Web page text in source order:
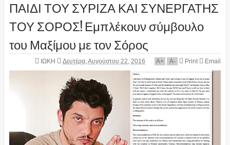
ΠΑΙΔΙ ΤΟΥ ΣΥΡΙΖΑ ΚΑΙ ΣΥΝΕΡΓΑΤΗΣ
ΤΟΥ ΣΟΡΟΣ! Εμπλέκουν σύμβουλο
του Μαξίμου με τον Σόρος
ΙΩΚΗ Δευτέρα, Αυγούστου 22, 2016 A+ A- Print Email